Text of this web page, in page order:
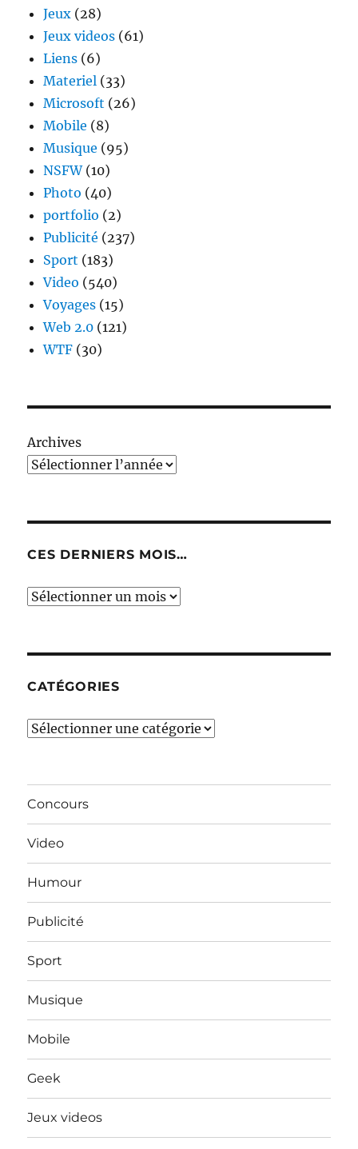
Jeux (28)
Jeux videos (61)
Liens (6)
Materiel (33)
Microsoft (26)
Mobile (8)
Musique (95)
NSFW(10)
Photo (40)
portfolio (2)
Publicité (237)
Sport (183)
Video (540)
Voyages (15)
Web 2.0 (121)
WTF (30)
Archives
CES DERNIERS MOIS…
Ces
CATÉGORIES
Catégories
Concours
Video
Humour
Publicité
Sport
Musique
Mobile
Geek
Jeux videos